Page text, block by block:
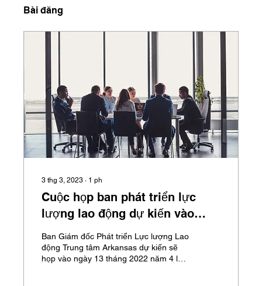
Bài đăng
3 thg 3, 2023 ∙ 1 ph
Cuộc họp ban phát triển lực
lượng lao động dự kiến vào
tháng 2023 năm XNUMX
Ban Giám đốc Phát triển Lực lượng Lao
động Trung tâm Arkansas dự kiến sẽ
họp vào ngày 13 tháng 2022 năm 4 lúc